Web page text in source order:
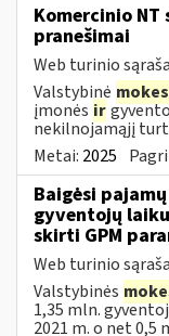
Komercinio
pranešimai
Web turinio
Valstybinė
įmonės ir
nekilnojamąjį
Metai: 2025
Baigėsi
gyventojų
skirti GPM
Web turinio
Valstybinės
1,35 mln.
2021 m. o net 0,5